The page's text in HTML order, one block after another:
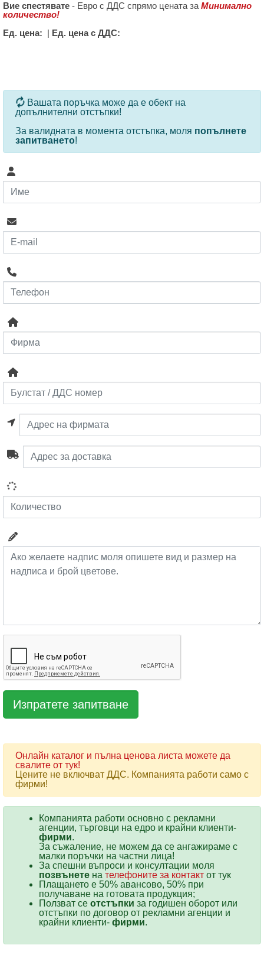
Вие спестявате - Евро с ДДС спрямо цената за Минимално
количество!
Ед. цена: | Ед. цена с ДДС:
За определени продукти и количества се ползват
Вашата поръчка може да е обект на
допълнителни отстъпки!
За валидната в момента отстъпка, моля попълнете
запитването!
Онлайн каталог и пълна ценова листа можете да
свалите от тук!
Цените не включват ДДС. Компанията работи само с
фирми!
Компанията работи основно с рекламни
агенции, търговци на едро и крайни клиенти-
фирми.
За съжаление, не можем да се ангажираме с
малки поръчки на частни лица!
За спешни въпроси и консултации моля
позвънете на телефоните за контакт от тук
Плащането е 50% авансово, 50% при
получаване на готовата продукция;
Ползват се отстъпки за годишен оборот или
отстъпки по договор от рекламни агенции и
крайни клиенти- фирми.